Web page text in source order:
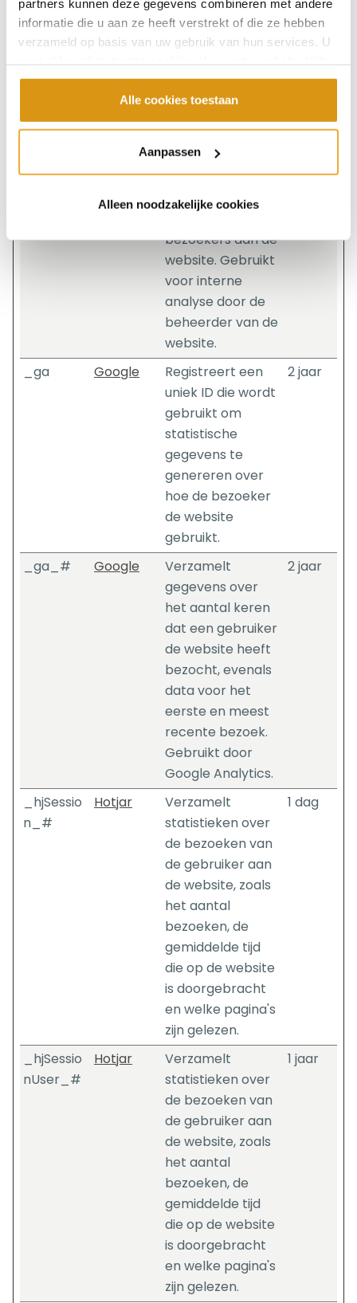
partners kunnen deze gegevens combineren met andere
informatie die u aan ze heeft verstrekt of die ze hebben
verzameld op basis van uw gebruik van hun services. U
gebruiken.
Alle cookies toestaan
Aanpassen
Alleen noodzakelijke cookies
het gedrag van
bezoekers aan de
website. Gebruikt
voor interne
beheerder van de
website.
Microsoft
Registreert
statistische
gegevens over
bezoekers aan de
website. Gebruikt
voor interne
analyse door de
beheerder van de
website.
_ga Google
Registreert een
uniek ID die wordt
gebruikt om
statistische
gegevens te
genereren over
hoe de bezoeker
de website
gebruikt.
2 jaar
_ga_# Google
Verzamelt
gegevens over
het aantal keren
dat een gebruiker
de website heeft
bezocht, evenals
data voor het
eerste en meest
recente bezoek.
Gebruikt door
Google Analytics.
2 jaar
_hjSessio
n_#
Hotjar
Verzamelt
statistieken over
de bezoeken van
de gebruiker aan
de website, zoals
het aantal
bezoeken, de
gemiddelde tijd
die op de website
is doorgebracht
en welke pagina's
zijn gelezen.
1 dag
_hjSessio
nUser_#
Hotjar
Verzamelt
statistieken over
de bezoeken van
de gebruiker aan
de website, zoals
het aantal
bezoeken, de
gemiddelde tijd
die op de website
is doorgebracht
en welke pagina's
zijn gelezen.
1 jaar